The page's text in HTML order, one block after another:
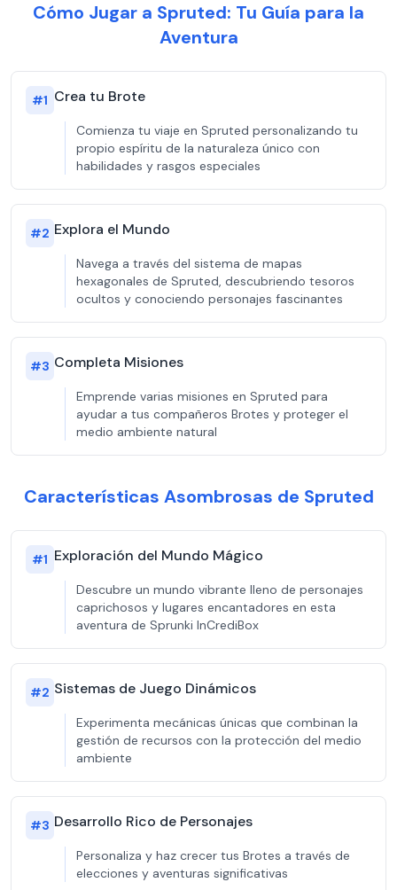
Cómo Jugar a Spruted: Tu Guía para la
Aventura
#1 Crea tu Brote
Comienza tu viaje en Spruted personalizando tu
propio espíritu de la naturaleza único con
habilidades y rasgos especiales
#2 Explora el Mundo
Navega a través del sistema de mapas
hexagonales de Spruted, descubriendo tesoros
ocultos y conociendo personajes fascinantes
#3 Completa Misiones
Emprende varias misiones en Spruted para
ayudar a tus compañeros Brotes y proteger el
medio ambiente natural
Características Asombrosas de Spruted
#1 Exploración del Mundo Mágico
Descubre un mundo vibrante lleno de personajes
caprichosos y lugares encantadores en esta
aventura de Sprunki InCrediBox
#2 Sistemas de Juego Dinámicos
Experimenta mecánicas únicas que combinan la
gestión de recursos con la protección del medio
ambiente
#3 Desarrollo Rico de Personajes
Personaliza y haz crecer tus Brotes a través de
elecciones y aventuras significativas